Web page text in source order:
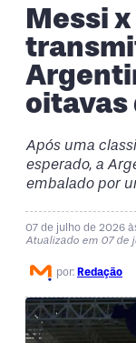
Messi x
oitavas
Após uma
esperado, a
embalado por
07 de julho de 2026
Atualizado em 07 de
por: Redação